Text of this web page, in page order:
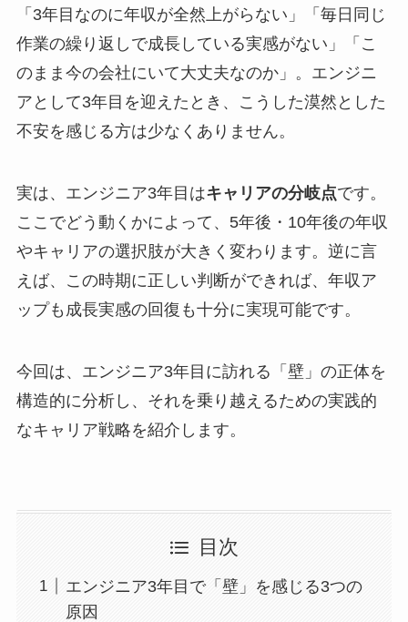
「3年目なのに年収が全然上がらない」「毎日同じ
作業の繰り返しで成長している実感がない」「こ
のまま今の会社にいて大丈夫なのか」。エンジニ
アとして3年目を迎えたとき、こうした漠然とした
不安を感じる方は少なくありません。
実は、エンジニア3年目はキャリアの分岐点です。
ここでどう動くかによって、5年後・10年後の年収
やキャリアの選択肢が大きく変わります。逆に言
えば、この時期に正しい判断ができれば、年収ア
ップも成長実感の回復も十分に実現可能です。
今回は、エンジニア3年目に訪れる「壁」の正体を
構造的に分析し、それを乗り越えるための実践的
なキャリア戦略を紹介します。
目次
エンジニア3年目で「壁」を感じる3つの
原因